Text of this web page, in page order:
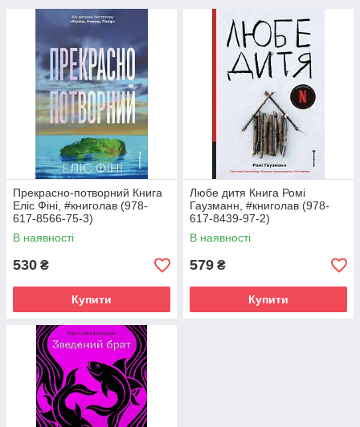
Прекрасно-потворний Книга
Еліс Фіні, #книголав (978-
617-8566-75-3)
В наявності
530 ₴
Купити
Любе дитя Книга Ромі
Гаузманн, #книголав (978-
617-8439-97-2)
В наявності
579 ₴
Купити